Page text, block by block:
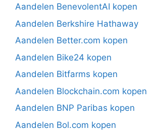
Aandelen BenevolentAI kopen
Aandelen Berkshire Hathaway
Aandelen Better.com kopen
Aandelen Bike24 kopen
Aandelen Bitfarms kopen
Aandelen Blockchain.com kopen
Aandelen BNP Paribas kopen
Aandelen Bol.com kopen